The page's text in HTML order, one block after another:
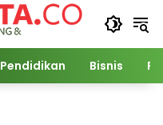
Pendidikan Bisnis